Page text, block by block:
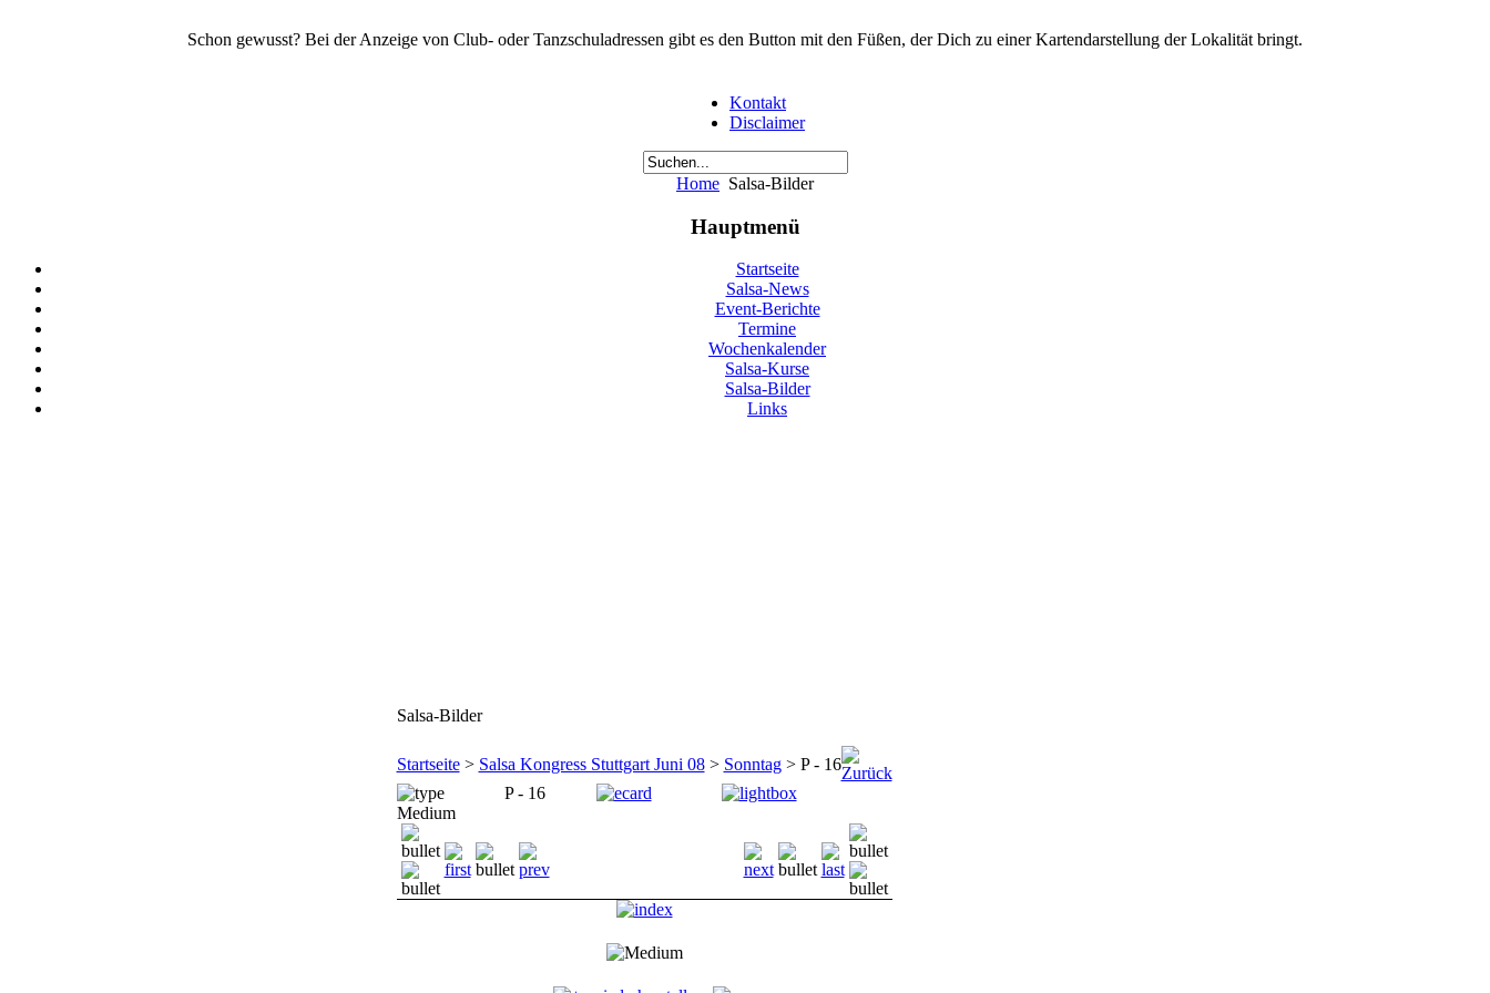
Schon gewusst? Bei der Anzeige von Club- oder Tanzschuladressen gibt es den Button mit den Füßen, der Dich zu einer Kartendarstellung der Lokalität bringt.
Kontakt
Disclaimer
Home Salsa-Bilder
Hauptmenü
Startseite
Salsa-News
Event-Berichte
Termine
Wochenkalender
Salsa-Kurse
Salsa-Bilder
Links
Salsa-Bilder
Startseite> Salsa Kongress Stuttgart Juni 08> Sonntag> P - 16
P - 16
Medium